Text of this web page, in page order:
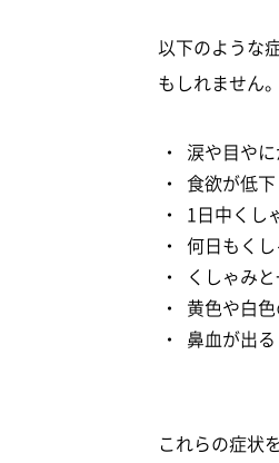
以下のような
もしれません。
涙や目や
食欲が低
1日中くし
何日もく
くしゃみ
黄色や白
鼻血が出る
これらの症状